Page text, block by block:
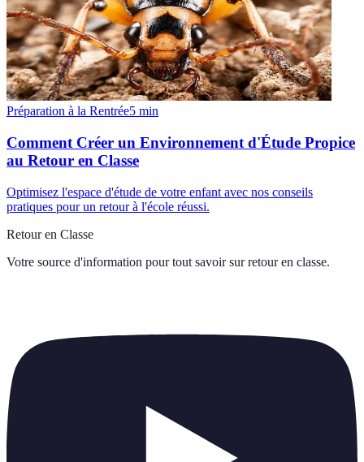
Préparation à la Rentrée5 min
Comment Créer un Environnement d'Étude Propice
au Retour en Classe
Optimisez l'espace d'étude de votre enfant avec nos conseils
pratiques pour un retour à l'école réussi.
Retour en Classe
Votre source d'information pour tout savoir sur retour en classe.